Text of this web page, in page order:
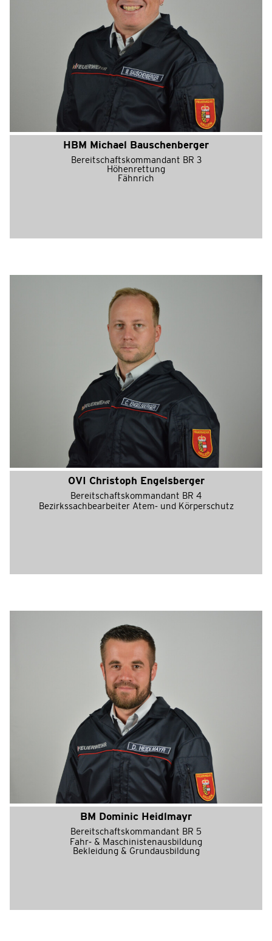
HBM Michael Bauschenberger
Bereitschaftskommandant BR 3
Höhenrettung
Fähnrich
OVI Christoph Engelsberger
Bereitschaftskommandant BR 4
Bezirkssachbearbeiter Atem- und Körperschutz
BM Dominic Heidlmayr
Bereitschaftskommandant BR 5
Fahr- & Maschinistenausbildung
Bekleidung & Grundausbildung